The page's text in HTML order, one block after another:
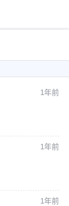
1年前
1年前
1年前